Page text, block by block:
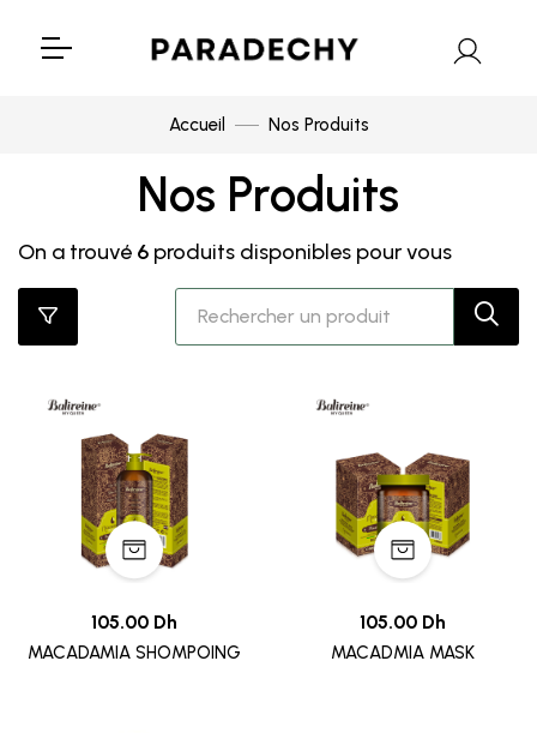
Accueil Nos Produits
Nos Produits
On a trouvé 6 produits disponibles pour vous
105.00 Dh
MACADAMIA SHOMPOING
105.00 Dh
MACADMIA MASK